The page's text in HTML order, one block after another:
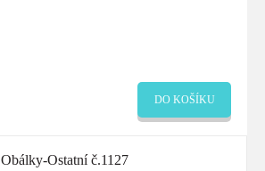
DO KOŠÍKU
Obálky-Ostatní č.1127